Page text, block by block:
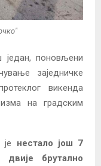
један, поновљени
заједничке
викенда
на градским
нестало још 7
брутално